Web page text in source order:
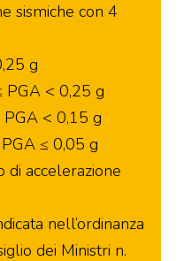
sismiche con 4
g
PGA < 0,25 g
PGA < 0,15 g
≤ 0,05 g
di accelerazione
nell’ordinanza
dei Ministri n.